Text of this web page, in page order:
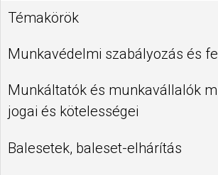
Témakörök
Munkavédelmi szabályozás és
Munkáltatók és munkavállalók
jogai és kötelességei
Balesetek, baleset-elhárítás